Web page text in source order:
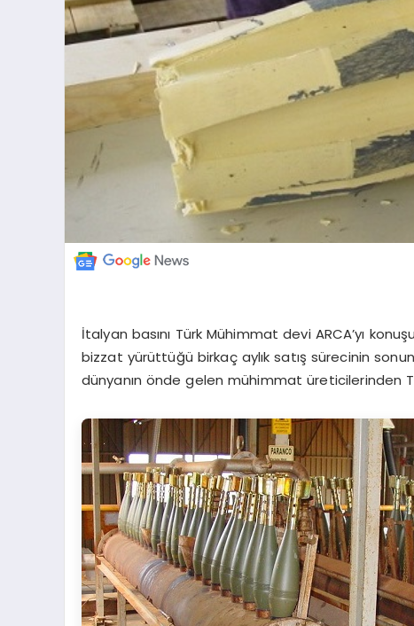
İtalyan basını Türk Mühimmat devi ARCA’yı
bizzat yürüttüğü birkaç aylık satış sürecinin
dünyanın önde gelen mühimmat üreticilerinden